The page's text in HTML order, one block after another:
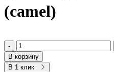
(camel)
-
В корзину
В 1 клик